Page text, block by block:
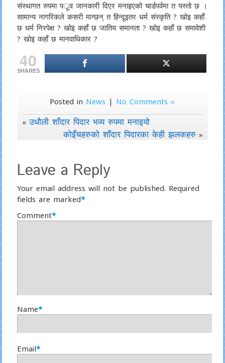
संस्थागत रुपमा पर्ूव जानकारी दिएर मनाइएको चार्डपर्वमा त यस्तो छ ।
सामान्य नागरिकले कसरी मान्छन् त हिन्दूइतर धर्म संस्कृति ? खोइ कहाँ
छ धर्म निरपेक्ष ? खोइ कहाँ छ जातिय समानता ? खोइ कहाँ छ समावेशी
? खोइ कहाँ छ मानवाधिकार ?
40
SHARES
Posted in News | No Comments »
«उधौली शाँदार पिदार भव्य रुपमा मनाइयो
कोइँचहरुको शाँदार पिदारका केही झलकहरु »
Leave a Reply
Your email address will not be published. Required
fields are marked*
Comment*
Name*
Email*